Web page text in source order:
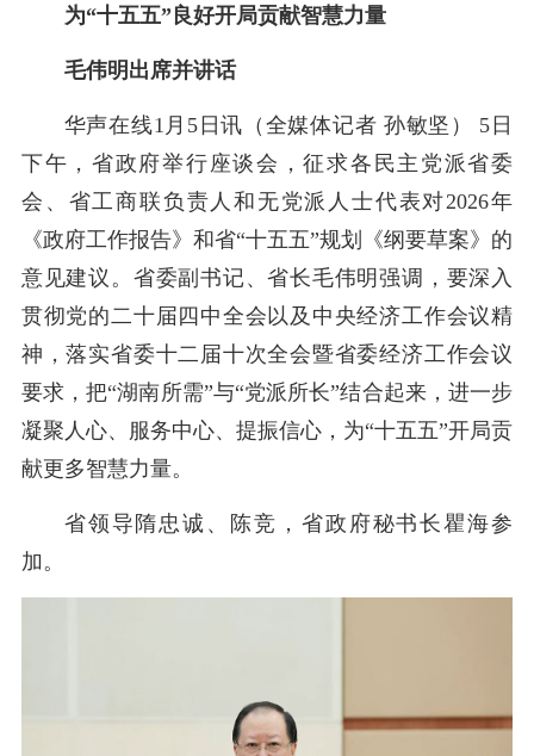
为“十五五”良好开局贡献智慧力量
毛伟明出席并讲话
华声在线1 月 5日讯（全媒体记者 孙敏坚） 5 日
下午，省政府举行 座谈会，征求各民主党派省委
会、省工商联负责人和无党派人士代表对2026年
《政府工作报告》 和省“十五五”规划《纲要草案》 的
意见建议。省委副书记、省长毛伟明强调， 要深入
贯彻党的二十届四中全会 以及中央经济工作会议精
神 ，落实省委十二届十次全会暨省委经济工作会议
要求，把“湖南所需”与“党派所长”结合起来， 进一步
凝聚人心、服务中心、提振信心， 为“十五五”开局贡
献更多智慧力量。
省领导 隋忠诚、陈竞 ，省政府秘书长瞿海参
加。